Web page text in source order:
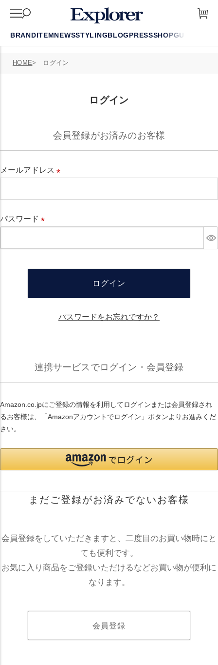
BRANDITEMNEWSSTYLINGBLOGPRESSSHOPGUIDE
HOME ログイン
ログイン
会員登録がお済みのお客様
メールアドレス
パスワード
須
ログイン
パスワードをお忘れですか？
連携サービスでログイン・会員登録
Amazon.co.jpにご登録の情報を利用してログインまたは会員登録され
るお客様は、「Amazonアカウントでログイン」ボタンよりお進みくだ
さい。
まだご登録がお済みでないお客様
会員登録をしていただきますと、二度目のお買い物時にと
ても便利です。
お気に入り商品をご登録いただけるなどお買い物が便利に
なります。
会員登録